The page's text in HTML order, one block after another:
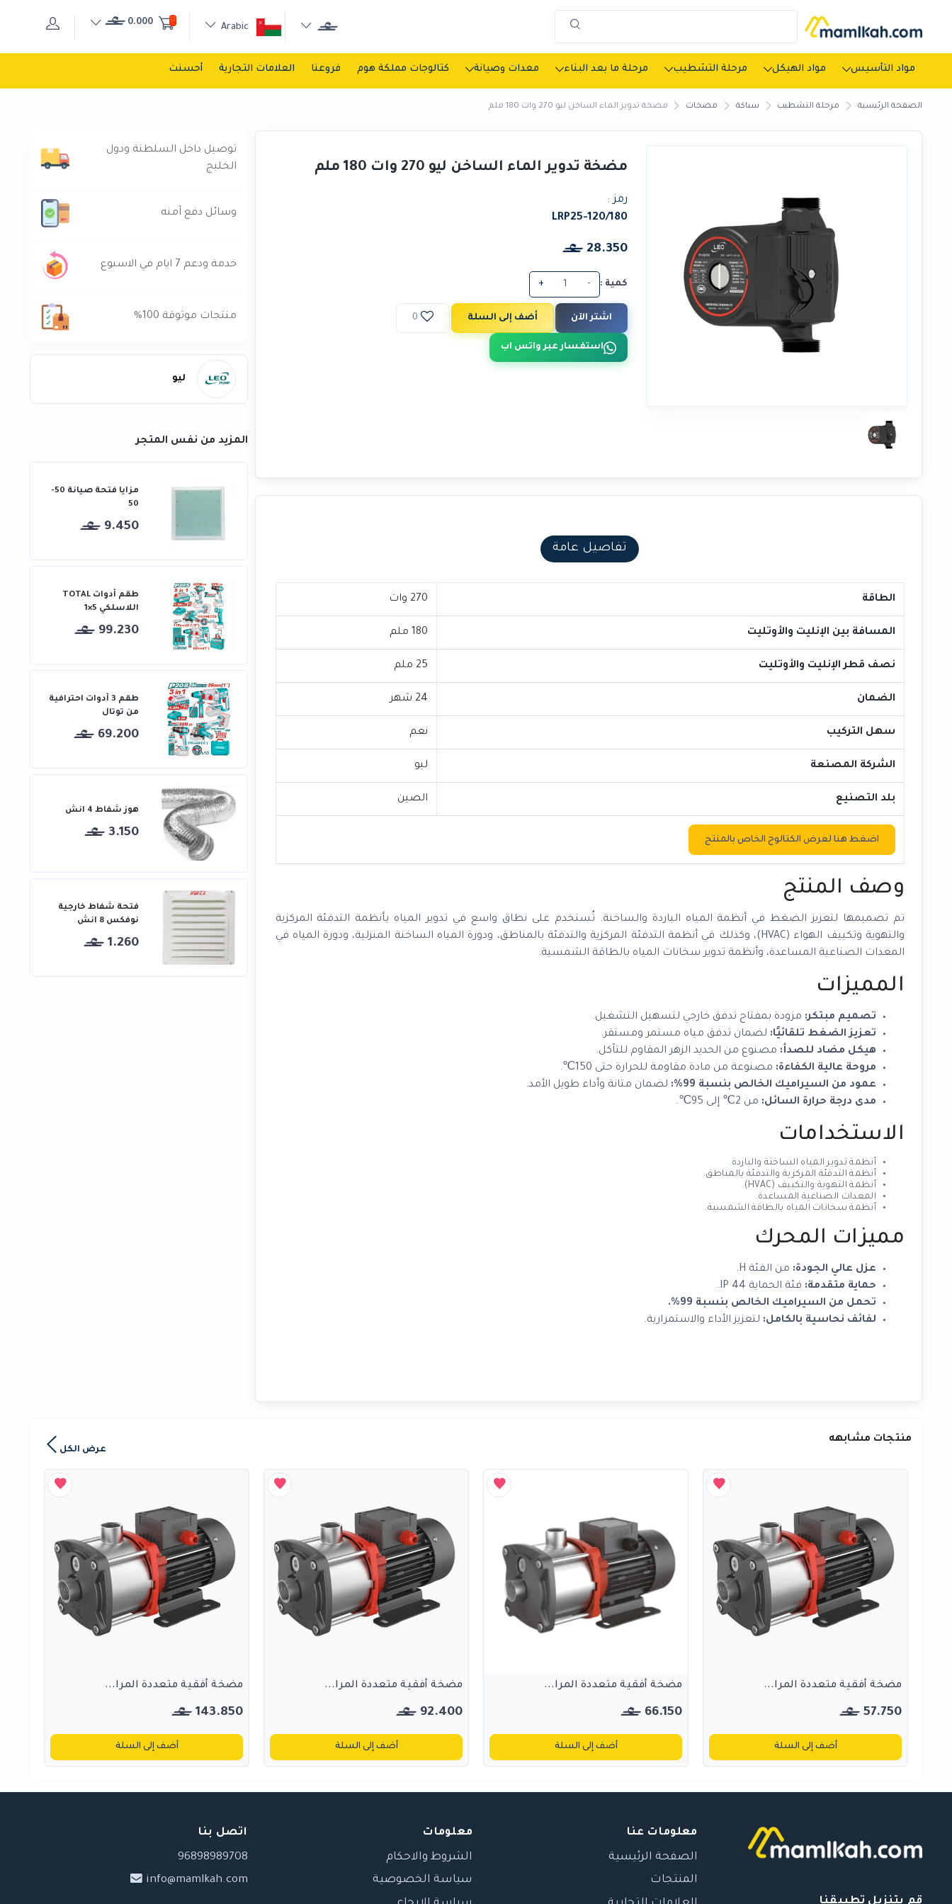
0
0.000
مواد التأسيس مواد الهيكل مرحلة التشطيب مرحلة ما بعد البناء معدات وصيانة كتالوجات مملكة هوم فروعنا العلامات التجارية أحسنت
الصفحة الرئيسية مرحلة التشطيب سباكة مضخات مضخة تدوير الماء الساخن ليو 270 وات 180 ملم
مضخة تدوير الماء الساخن ليو 270 وات 180 ملم
رمز :
LRP25-120/180
28.350
كمية : -
+
اشتر الآن أضف إلى السلة 0
استفسار عبر واتس اب
تفاصيل عامة
الطاقة 270 وات
المسافة بين الإنليت والأوتليت 180 ملم
نصف قطرالإنليت والأوتليت 25 ملم
الضمان 24 شهر
سهل التركيب نعم
الشركة المصنعة ليو
بلد التصنيع الصين
اضغط هنا لعرض الكتالوج الخاص بالمنتج
وصف المنتج
تم تصميمها لتعزيز الضغط في أنظمة المياه الباردة والساخنة. تُستخدم على نطاق واسع في تدوير المياه بأنظمة التدفئة المركزية
والتهوية وتكييف الهواء (HVAC)، وكذلك في أنظمة التدفئة المركزية والتدفئة بالمناطق، ودورة المياه الساخنة المنزلية، ودورة المياه في
المعدات الصناعية المساعدة، وأنظمة تدوير سخانات المياه بالطاقة الشمسية.
المميزات
تصميم مبتكر: مزودة بمفتاح تدفق خارجي لتسهيل التشغيل.
تعزيز الضغط تلقائيًا: لضمان تدفق مياه مستمر ومستقر.
هيكل مضاد للصدأ: مصنوع من الحديد الزهر المقاوم للتآكل.
مروحة عالية الكفاءة: مصنوعة من مادة مقاومة للحرارة حتى 150℃.
عمود من السيراميك الخالص بنسبة 99%:
لضمان متانة وأداء طويل الأمد.
مدى درجة حرارة السائل: من 2℃ إلى 95℃.
الاستخدامات
أنظمة تدوير المياه الساخنة والباردة.
أنظمة التدفئة المركزية والتدفئة بالمناطق.
أنظمة التهوية والتكييف (HVAC).
المعدات الصناعية المساعدة.
أنظمة سخانات المياه بالطاقة الشمسية.
مميزات المحرك
عزل عالي الجودة: من الفئة H.
حماية متقدمة: فئة الحماية IP 44.
تحمل من السيراميك الخالص بنسبة 99%.
لفائف نحاسية بالكامل: لتعزيز الأداء والاستمرارية.
توصيل داخل السلطنة ودول
الخليج
وسائل دفع آمنه
خدمة ودعم 7 ايام في الاسبوع
منتجات موثوقة 100%
ليو
المزيد من نفس المتجر
مزايا فتحة صيانة 50-
50
9.450
طقم أدوات TOTAL
اللاسلكي 5×1
99.230
طقم 3 أدوات احترافية
من توتال
69.200
هوز شفاط 4 انش
3.150
فتحة شفاط خارجية
نوفكس 8 انش
1.260
منتجات مشابهه
عرض الكل
مضخة أفقية متعددة المرا...
57.750
أضف إلى السلة
مضخة أفقية متعددة المرا...
66.150
أضف إلى السلة
مضخة أفقية متعددة المرا...
92.400
أضف إلى السلة
مضخة أفقية متعددة المرا...
143.850
أضف إلى السلة
قم بتنزيل تطبيقنا
معلومات عنا
الصفحة الرئيسية
المنتجات
معلومات
الشروط والاحكام
سياسة الخصوصية
اتصل بنا
96898989708
info@mamlkah.com